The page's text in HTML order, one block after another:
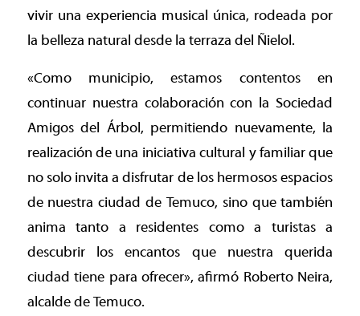
vivir una experiencia musical única, rodeada por
la belleza natural desde la terraza del Ñielol.
«Como municipio, estamos contentos en
continuar nuestra colaboración con la Sociedad
Amigos del Árbol, permitiendo nuevamente, la
realización de una iniciativa cultural y familiar que
no solo invita a disfrutar de los hermosos espacios
de nuestra ciudad de Temuco, sino que también
anima tanto a residentes como a turistas a
descubrir los encantos que nuestra querida
ciudad tiene para ofrecer», afirmó Roberto Neira,
alcalde de Temuco.